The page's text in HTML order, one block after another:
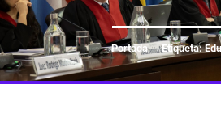
Portada Etiqueta: